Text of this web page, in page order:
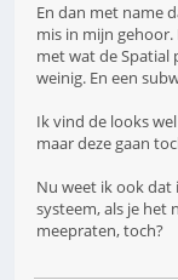
En dan met name
mis in mijn
met wat de Spatial
weinig. En een
Ik vind de looks
maar deze gaan
Nu weet ik ook dat
systeem, als je het
meepraten, toch?